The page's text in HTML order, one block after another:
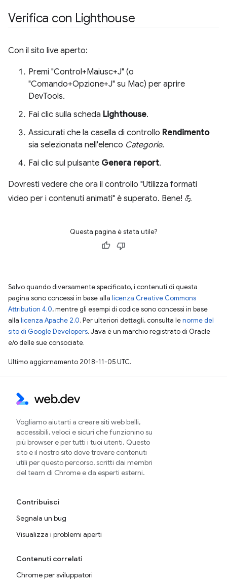
Verifica con Lighthouse
Con il sito live aperto:
Premi "Control+Maiusc+J" (o
"Comando+Opzione+J" su Mac) per aprire
DevTools.
Fai clic sulla scheda Lighthouse.
Assicurati che la casella di controllo Rendimento
sia selezionata nell'elenco Categorie.
Fai clic sul pulsante Genera report.
Dovresti vedere che ora il controllo "Utilizza formati
video per i contenuti animati" è superato. Bene! 💪
Questa pagina è stata utile?
Salvo quando diversamente specificato, i contenuti di questa
pagina sono concessi in base alla licenza Creative Commons
Attribution 4.0, mentre gli esempi di codice sono concessi in base
alla licenza Apache 2.0. Per ulteriori dettagli, consulta lenorme del
sito di Google Developers. Java è un marchio registrato di Oracle
e/o delle sue consociate.
Ultimo aggiornamento 2018-11-05 UTC.
Vogliamo aiutarti a creare siti web belli,
accessibili, veloci e sicuri che funzionino su
più browser e per tutti i tuoi utenti. Questo
sito è il nostro sito dove trovare contenuti
utili per questo percorso, scritti dai membri
del team di Chrome e da esperti esterni.
Contribuisci
Segnala un bug
Visualizza i problemi aperti
Contenuti correlati
Chrome per sviluppatori